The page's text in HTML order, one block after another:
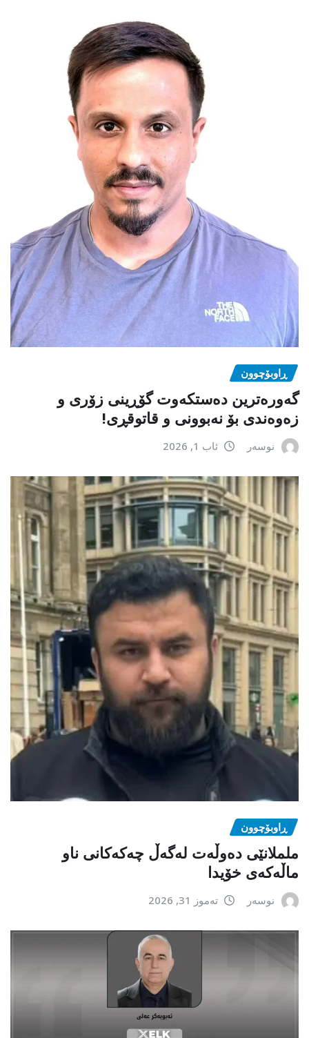
ڕاوبۆچوون
گەورەترین دەستکەوت گۆڕینی زۆری و
زەوەندی بۆ نەبوونی و قاتوقڕی!
نوسەر ئاب 1, 2026
ڕاوبۆچوون
ململانێی دەوڵەت لەگەڵ چەکەکانی ناو
ماڵەکەی خۆیدا
نوسەر تەموز 31, 2026